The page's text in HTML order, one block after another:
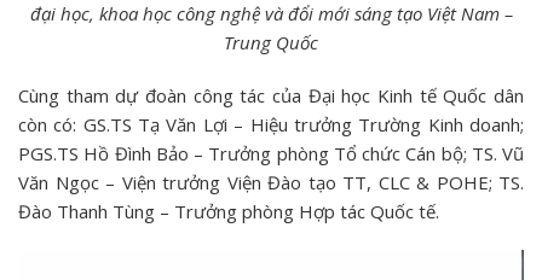
đại học, khoa học công nghệ và đổi mới sáng tạo Việt Nam –
Trung Quốc
Cùng tham dự đoàn công tác của Đại học Kinh tế Quốc dân
còn có: GS.TS Tạ Văn Lợi – Hiệu trưởng Trường Kinh doanh;
PGS.TS Hồ Đình Bảo – Trưởng phòng Tổ chức Cán bộ; TS. Vũ
Văn Ngọc – Viện trưởng Viện Đào tạo TT, CLC & POHE; TS.
Đào Thanh Tùng – Trưởng phòng Hợp tác Quốc tế.